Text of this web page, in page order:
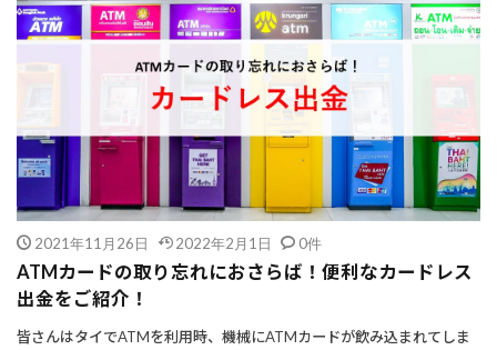
2021年11月26日 2022年2月1日 0件
ATMカードの取り忘れにおさらば！便利なカードレス
出金をご紹介！
皆さんはタイでATMを利用時、機械にATMカードが飲み込まれてしま